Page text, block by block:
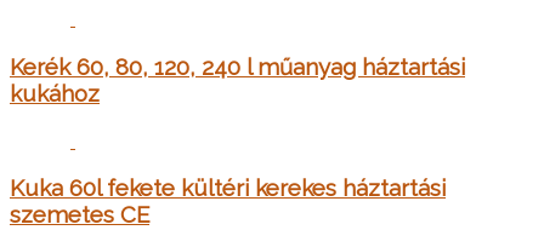
Kerék 60, 80, 120, 240 l műanyag háztartási
kukához
Kuka 60l fekete kültéri kerekes háztartási
szemetes CE